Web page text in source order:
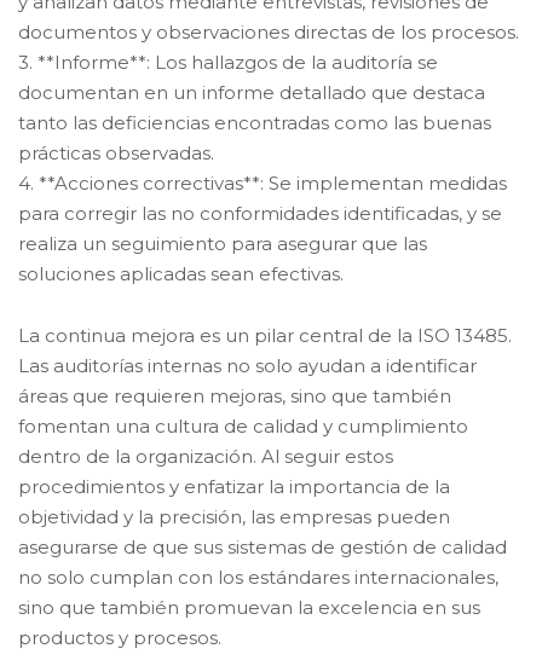
documentos y observaciones directas de los procesos.
3. **Informe**: Los hallazgos de la auditoría se
documentan en un informe detallado que destaca
tanto las deficiencias encontradas como las buenas
prácticas observadas.
4. **Acciones correctivas**: Se implementan medidas
para corregir las no conformidades identificadas, y se
realiza un seguimiento para asegurar que las
soluciones aplicadas sean efectivas.
La continua mejora es un pilar central de la ISO 13485.
Las auditorías internas no solo ayudan a identificar
áreas que requieren mejoras, sino que también
fomentan una cultura de calidad y cumplimiento
dentro de la organización. Al seguir estos
procedimientos y enfatizar la importancia de la
objetividad y la precisión, las empresas pueden
asegurarse de que sus sistemas de gestión de calidad
no solo cumplan con los estándares internacionales,
sino que también promuevan la excelencia en sus
productos y procesos.